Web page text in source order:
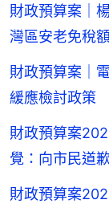
財政預算案｜
灣區安老免稅額
財政預算案｜
緩應檢討政策
財政預算案
覺：向市民道
財政預算案